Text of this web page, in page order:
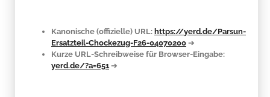
Kanonische (offizielle) URL: https://yerd.de/Parsun-
Ersatzteil-Chockezug-F26-04070200 ➔
Kurze URL-Schreibweise für Browser-Eingabe:
yerd.de/?a=651 ➔